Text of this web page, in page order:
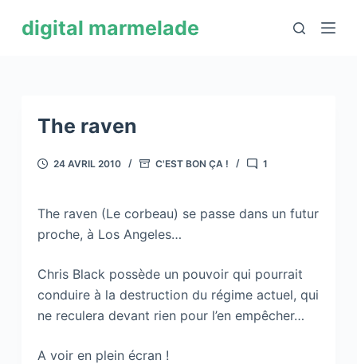
digital marmelade
The raven
24 AVRIL 2010 C'EST BON ÇA ! 1
The raven (Le corbeau) se passe dans un futur
proche, à Los Angeles…
Chris Black possède un pouvoir qui pourrait
conduire à la destruction du régime actuel, qui
ne reculera devant rien pour l’en empêcher…
A voir en plein écran !